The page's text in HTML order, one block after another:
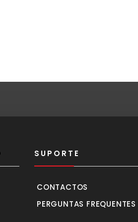
SUPORTE
CONTACTOS
PERGUNTAS FREQUENTES